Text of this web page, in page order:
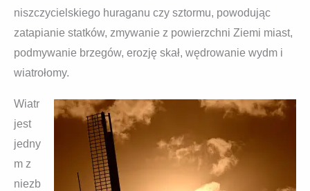
niszczycielskiego huraganu czy sztormu, powodując
zatapianie statków, zmywanie z powierzchni Ziemi miast,
podmywanie brzegów, erozję skał, wędrowanie wydm i
wiatrołomy.
Wiatr
jest
jedny
m z
niezb